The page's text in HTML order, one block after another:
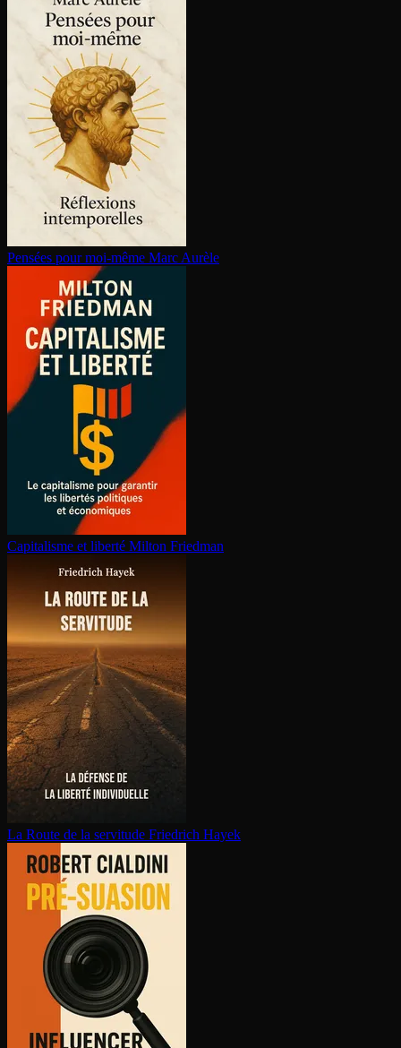
Pensées pour moi-même Marc Aurèle
Capitalisme et liberté Milton Friedman
La Route de la servitude Friedrich Hayek